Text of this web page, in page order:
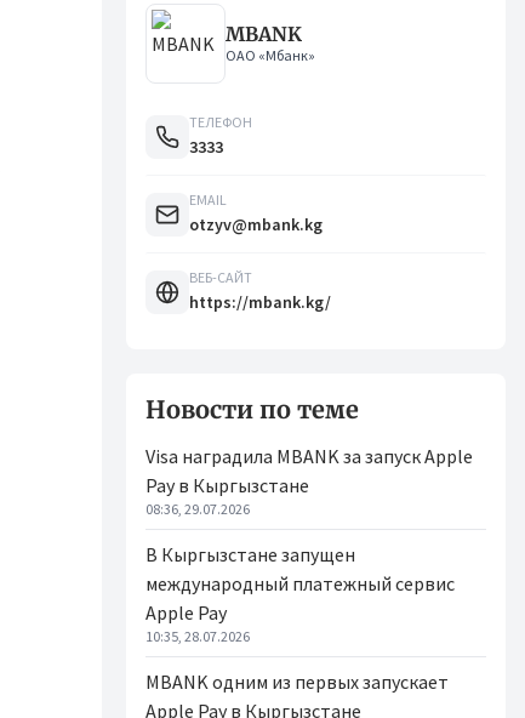
MBANK
ОАО «Мбанк»
ТЕЛЕФОН
3333
EMAIL
otzyv@mbank.kg
ВЕБ-САЙТ
https://mbank.kg/
Новости по теме
Visa наградила MBANK за запуск Apple
Pay в Кыргызстане
08:36, 29.07.2026
В Кыргызстане запущен
международный платежный сервис
Apple Pay
10:35, 28.07.2026
MBANK одним из первых запускает
Apple Pay в Кыргызстане